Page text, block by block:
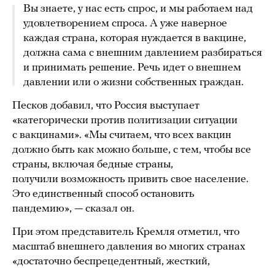
Вы знаете, у нас есть спрос, и мы работаем над
удовлетворением спроса. А уже наверное
каждая страна, которая нуждается в вакцине,
должна сама с внешним давлением разбираться
и принимать решение. Речь идет о внешнем
давлении или о жизни собственных граждан.
Песков добавил, что Россия выступает
«категорически против политизации ситуации
с вакцинами». «Мы считаем, что всех вакцин
должно быть как можно больше, с тем, чтобы все
страны, включая бедные страны,
получили возможность привить свое население.
Это единственный способ остановить
пандемию», — сказал он.
При этом представитель Кремля отметил, что
масштаб внешнего давления во многих странах
«достаточно беспрецедентный, жесткий,